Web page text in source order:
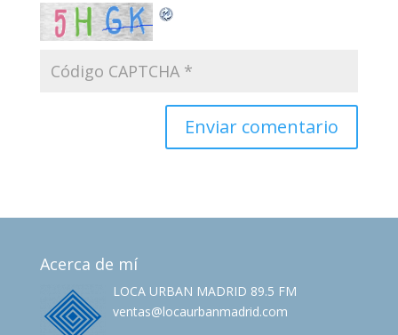
Acerca de mí
LOCA URBAN MADRID 89.5 FM
ventas@locaurbanmadrid.com